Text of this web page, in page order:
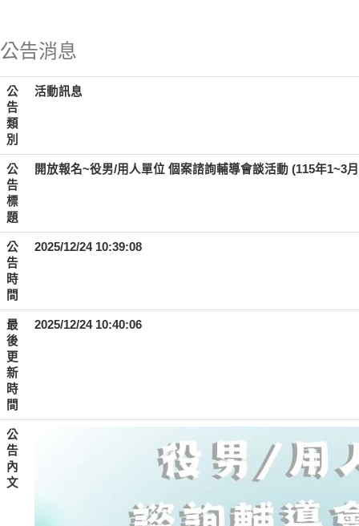
公告消息
公
告
類
別
活動訊息
公
告
標
題
開放報名~役男/用人單位 個案諮詢輔導會談活動 (115年1~3
公
告
時
間
2025/12/24 10:39:08
最
後
更
新
時
間
2025/12/24 10:40:06
公
告
內
文